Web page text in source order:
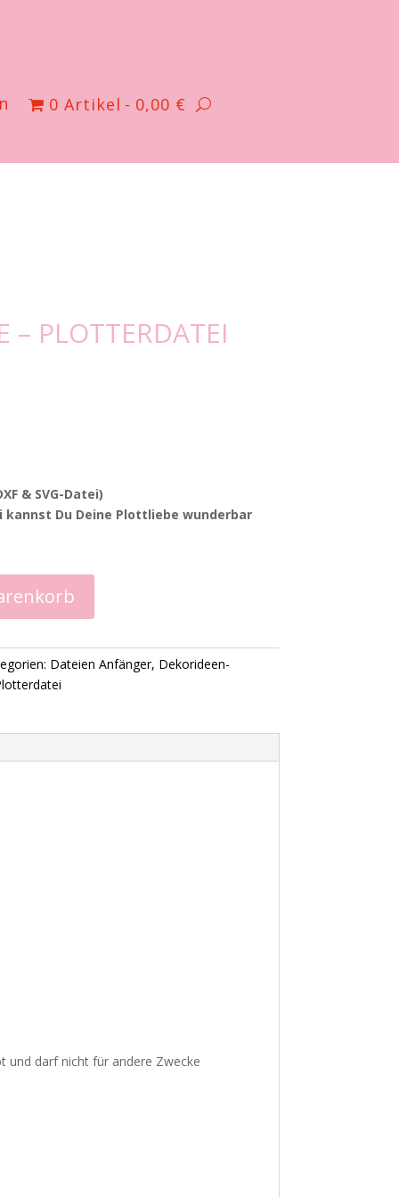
0 Artikel 0,00 €
– PLOTTERDATEI
& SVG-Datei)
Du Deine Plottliebe wunderbar
Dateien Anfänger, Dekorideen-
und darf nicht für andere Zwecke